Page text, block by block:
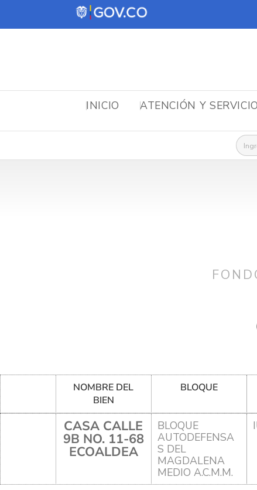
INICIO ATENCIÓN Y
NOMBRE DEL
BIEN
BLOQUE
CASA CALLE
9B NO. 11-68
ECOALDEA
BLOQUE
AUTODEFENSA
S DEL
MAGDALENA
MEDIO A.C.M.M.